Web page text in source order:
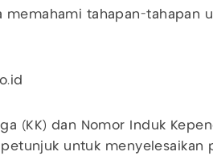
memahami tahapan-tahapan
(KK) dan Nomor Induk
untuk menyelesaikan